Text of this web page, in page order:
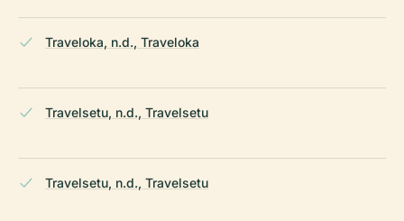
Traveloka, n.d., Traveloka
Travelsetu, n.d., Travelsetu
Travelsetu, n.d., Travelsetu